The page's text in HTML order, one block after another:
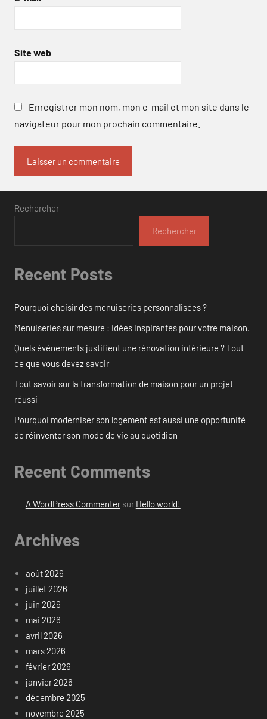
Site web
Enregistrer mon nom, mon e-mail et mon site dans le
navigateur pour mon prochain commentaire.
Rechercher
Rechercher
Recent Posts
Pourquoi choisir des menuiseries personnalisées ?
Menuiseries sur mesure : idées inspirantes pour votre maison.
Quels événements justifient une rénovation intérieure ? Tout
ce que vous devez savoir
Tout savoir sur la transformation de maison pour un projet
réussi
Pourquoi moderniser son logement est aussi une opportunité
de réinventer son mode de vie au quotidien
Recent Comments
A WordPress Commentersur Hello world!
Archives
août 2026
juillet 2026
juin 2026
mai 2026
avril 2026
mars 2026
février 2026
janvier 2026
décembre 2025
novembre 2025